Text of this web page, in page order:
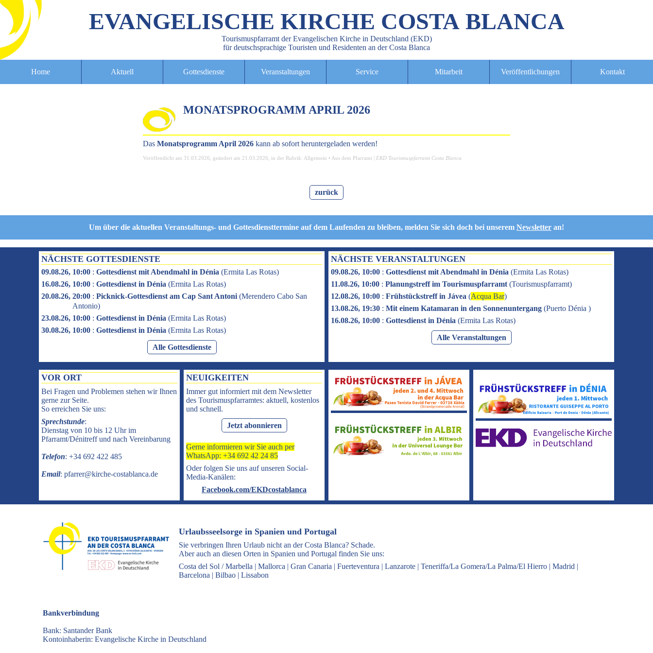
EVANGELISCHE KIRCHE COSTA BLANCA
Tourismuspfarramt der Evangelischen Kirche in Deutschland (EKD)
für deutschsprachige Touristen und Residenten an der Costa Blanca
Home Aktuell Gottesdienste Veranstaltungen Service Mitarbeit Veröffentlichungen Kontakt
MONATSPROGRAMM APRIL 2026
DasMonatsprogramm April 2026 kann ab sofort heruntergeladen werden!
Veröffentlicht am31.03.2026 , geändert am 21.03.2026 , in der Rubrik: Allgemein • Aus dem Pfarramt | EKD Tourismuspfarramt Costa Blanca
zurück
Um über die aktuellen Veranstaltungs- und Gottesdiensttermine auf dem Laufenden zu bleiben, melden Sie sich doch bei unserem Newsletter an!
NÄCHSTE GOTTESDIENSTE
09.08.26, 10:00 : Gottesdienst mit Abendmahl in Dénia (Ermita Las Rotas)
16.08.26, 10:00 : Gottesdienst in Dénia (Ermita Las Rotas)
20.08.26, 20:00 : Picknick-Gottesdienst am Cap Sant Antoni (Merendero Cabo San
Antonio)
23.08.26, 10:00 : Gottesdienst in Dénia (Ermita Las Rotas)
30.08.26, 10:00 : Gottesdienst in Dénia (Ermita Las Rotas)
Alle Gottesdienste
NÄCHSTE VERANSTALTUNGEN
09.08.26, 10:00 : Gottesdienst mit Abendmahl in Dénia (Ermita Las Rotas)
11.08.26, 10:00 : Planungstreff im Tourismuspfarramt (Tourismuspfarramt)
12.08.26, 10:00 : Frühstückstreff in Jávea (Acqua Bar)
13.08.26, 19:30 : Mit einem Katamaran in den Sonnenuntergang (Puerto Dénia )
16.08.26, 10:00 : Gottesdienst in Dénia (Ermita Las Rotas)
Alle Veranstaltungen
VOR ORT
Bei Fragen und Problemen stehen wir Ihnen
gerne zur Seite.
So erreichen Sie uns:
Sprechstunde:
Dienstag von 10 bis 12 Uhr im
Pfarramt/Dénitreff und nach Vereinbarung
Telefon: +34 692 422 485
Email: pfarrer@kirche-costablanca.de
NEUIGKEITEN
Immer gut informiert mit dem Newsletter
des Tourismuspfarramtes: aktuell, kostenlos
und schnell.
Jetzt abonnieren
Gerne informieren wir Sie auch per
WhatsApp: +34 692 42 24 85
Oder folgen Sie uns auf unseren Social-
Media-Kanälen:
Facebook.com/EKDcostablanca
Urlaubsseelsorge in Spanien und Portugal
Sie verbringen Ihren Urlaub nicht an der Costa Blanca? Schade.
Aber auch an diesen Orten in Spanien und Portugal finden Sie uns:
Costa del Sol / Marbella | Mallorca | Gran Canaria | Fuerteventura | Lanzarote | Teneriffa/La Gomera/La Palma/El Hierro | Madrid |
Barcelona | Bilbao | Lissabon
Bankverbindung
Bank: Santander Bank
Kontoinhaberin: Evangelische Kirche in Deutschland